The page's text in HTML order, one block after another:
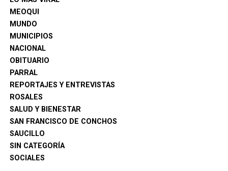
financiamiento a organizaciones civiles, con el
propósito de orientar a los grupos locales sobre las
oportunidades disponibles para impulsar su
crecimiento.
Actualmente existen 34 organizaciones civiles activas en
Camargo, de las cuales 20 ya confirmaron su
participación en esta edición del FECHAC Fest.
MEOQUI
MUNDO
MUNICIPIOS
NACIONAL
OBITUARIO
PARRAL
REPORTAJES Y ENTREVISTAS
ROSALES
SALUD Y BIENESTAR
SAN FRANCISCO DE CONCHOS
SAUCILLO
SIN CATEGORÍA
SOCIALES